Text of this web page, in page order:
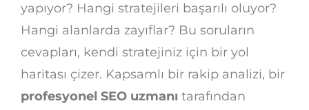
yapıyor? Hangi stratejileri başarılı oluyor?
Hangi alanlarda zayıflar? Bu soruların
cevapları, kendi stratejiniz için bir yol
haritası çizer. Kapsamlı bir rakip analizi, bir
profesyonel SEO uzmanı tarafından